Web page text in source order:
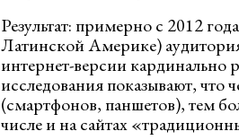
Результат: примерно с 2012
Латинской Америке)
интернет-версии кардинально
исследования показывают, что
(смартфонов, паншетов), тем
числе и на сайтах